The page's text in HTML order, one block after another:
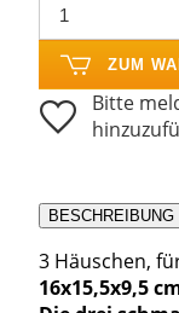
ZUM
Bitte
BESCHREIBUNG
3 Häuschen,
16x15,5x9,5